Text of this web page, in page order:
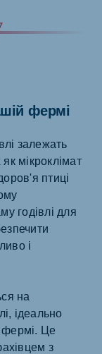
фермі
залежать
мікроклімат
птиці
годівлі для
і
на
ідеально
фермі. Це
з